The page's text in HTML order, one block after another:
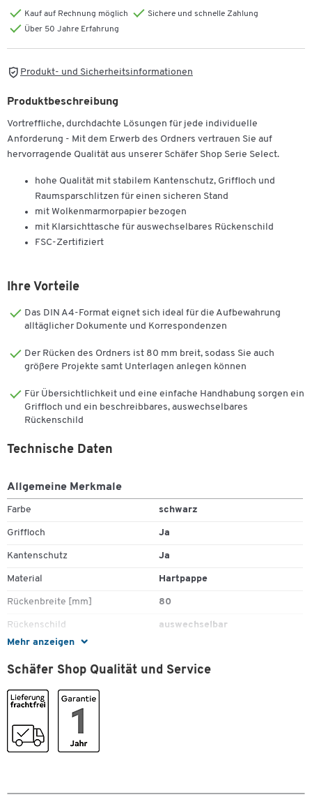
Kauf auf Rechnung möglich
Sichere und schnelle Zahlung
Über 50 Jahre Erfahrung
Produkt- und Sicherheitsinformationen
Produktbeschreibung
Vortreffliche, durchdachte Lösungen für jede individuelle
Anforderung - Mit dem Erwerb des Ordners vertrauen Sie auf
hervorragende Qualität aus unserer Schäfer Shop Serie Select.
hohe Qualität mit stabilem Kantenschutz, Griffloch und
Raumsparschlitzen für einen sicheren Stand
mit Wolkenmarmorpapier bezogen
mit Klarsichttasche für auswechselbares Rückenschild
FSC-Zertifiziert
Ihre Vorteile
Das DIN A4-Format eignet sich ideal für die Aufbewahrung
alltäglicher Dokumente und Korrespondenzen
Der Rücken des Ordners ist 80 mm breit, sodass Sie auch
größere Projekte samt Unterlagen anlegen können
Für Übersichtlichkeit und eine einfache Handhabung sorgen ein
Griffloch und ein beschreibbares, auswechselbares
Rückenschild
Mehr anzeigen
Technische Daten
Allgemeine Merkmale
Farbe schwarz
Griffloch Ja
Kantenschutz Ja
Material Hartpappe
Rückenbreite [mm] 80
Rückenschild auswechselbar
Stück pro Paket
Umweltsiegel
FSC - Nachhaltige
Farbe Rücken
Format (DIN) A4
Schäfer Shop Qualität und Service